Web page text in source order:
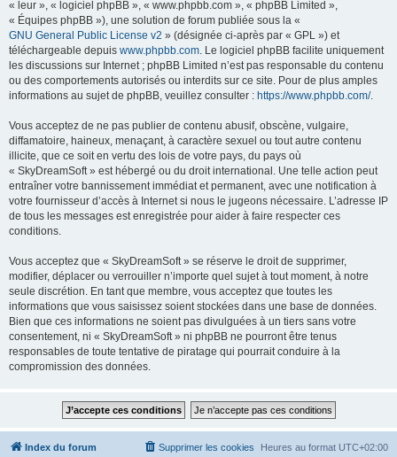
« leur », « logiciel phpBB », « www.phpbb.com », « phpBB Limited »,
« Équipes phpBB »), une solution de forum publiée sous la «
GNU General Public License v2 » (désignée ci-après par « GPL ») et
téléchargeable depuis www.phpbb.com. Le logiciel phpBB facilite uniquement
les discussions sur Internet ; phpBB Limited n’est pas responsable du contenu
ou des comportements autorisés ou interdits sur ce site. Pour de plus amples
informations au sujet de phpBB, veuillez consulter : https://www.phpbb.com/.
Vous acceptez de ne pas publier de contenu abusif, obscène, vulgaire,
diffamatoire, haineux, menaçant, à caractère sexuel ou tout autre contenu
illicite, que ce soit en vertu des lois de votre pays, du pays où
« SkyDreamSoft » est hébergé ou du droit international. Une telle action peut
entraîner votre bannissement immédiat et permanent, avec une notification à
votre fournisseur d’accès à Internet si nous le jugeons nécessaire. L’adresse IP
de tous les messages est enregistrée pour aider à faire respecter ces
conditions.
Vous acceptez que « SkyDreamSoft » se réserve le droit de supprimer,
modifier, déplacer ou verrouiller n’importe quel sujet à tout moment, à notre
seule discrétion. En tant que membre, vous acceptez que toutes les
informations que vous saisissez soient stockées dans une base de données.
Bien que ces informations ne soient pas divulguées à un tiers sans votre
consentement, ni « SkyDreamSoft » ni phpBB ne pourront être tenus
responsables de toute tentative de piratage qui pourrait conduire à la
compromission des données.
Index du forum Heures au format UTC+02:00
Supprimer les cookies